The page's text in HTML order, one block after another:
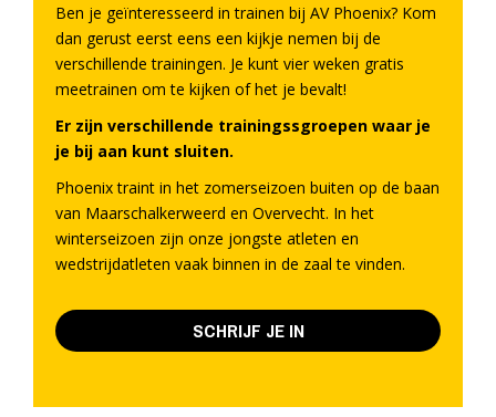
Ben je geïnteresseerd in trainen bij AV Phoenix? Kom
dan gerust eerst eens een kijkje nemen bij de
verschillende trainingen. Je kunt vier weken gratis
meetrainen om te kijken of het je bevalt!
Er zijn verschillende trainingssgroepen waar je
je bij aan kunt sluiten.
Phoenix traint in het zomerseizoen buiten op de baan
van Maarschalkerweerd en Overvecht. In het
winterseizoen zijn onze jongste atleten en
wedstrijdatleten vaak binnen in de zaal te vinden.
SCHRIJF JE IN